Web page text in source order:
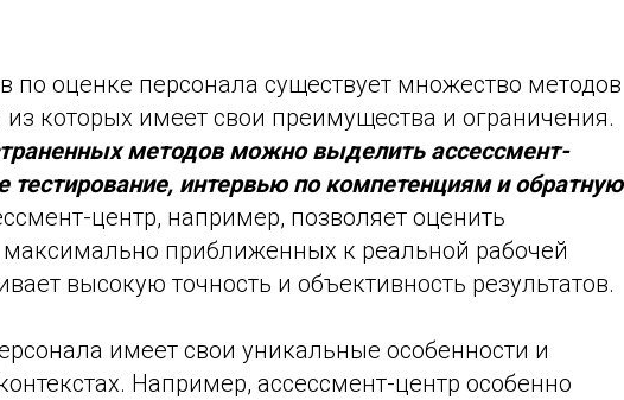
по оценке персонала существует множество методов
которых имеет свои преимущества и ограничения.
методов можно выделить ассессмент-
тестирование, интервью по компетенциям и обратную
центр, например, позволяет оценить
максимально приближенных к реальной рабочей
высокую точность и объективность результатов.
имеет свои уникальные особенности и
Например, ассессмент-центр особенно